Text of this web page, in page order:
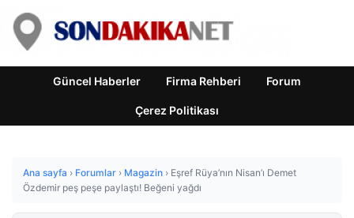
Güncel Haberler Firma Rehberi Forum
Çerez Politikası
Ana sayfa › Forumlar › Magazin › Eşref Rüya’nın Nisan’ı Demet
Özdemir peş peşe paylaştı! Beğeni yağdı